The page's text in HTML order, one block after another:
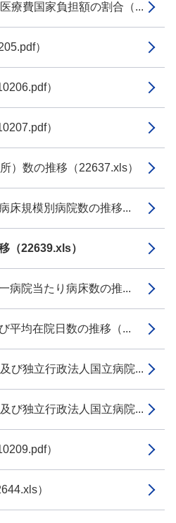
療費国家負担額の割合（...
）
）
）
）数の推移（22637.xls）
床規模別病院数の推移...
（22639.xls）
病院当たり病床数の推...
平均在院日数の推移（...
び独立行政法人国立病院...
び独立行政法人国立病院...
）
）